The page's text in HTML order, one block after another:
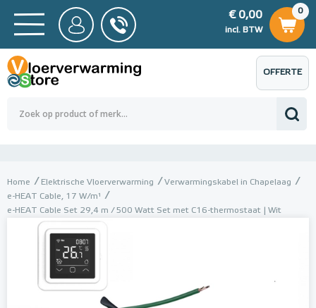
BTW
0,00
0
€ 0,00
incl. BTW
€ 0,00
OFFERTE
AANVRAGEN
Home Elektrische Vloerverwarming
Verwarmingskabel in Chapelaag
e-HEAT Cable, 17 W/m¹
e-HEAT Cable Set 29,4 m / 500 Watt Set met C16-thermostaat | Wit